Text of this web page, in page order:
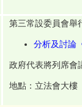
第三常設委員會舉
分析及討論
政府代表將列席會
地點：立法會大樓